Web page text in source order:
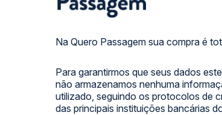
Na Quero Passagem sua compra é
Para garantirmos que seus dados
não armazenamos nenhuma
utilizado, seguindo os protocolos de
das principais instituições bancárias